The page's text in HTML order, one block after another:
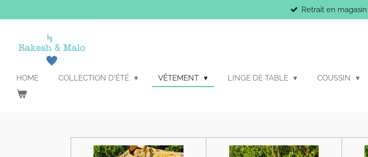
au
principal
Retrait en magasin
HOME COLLECTION D'ÉTÉ VÊTEMENT LINGE DE TABLE COUSSIN